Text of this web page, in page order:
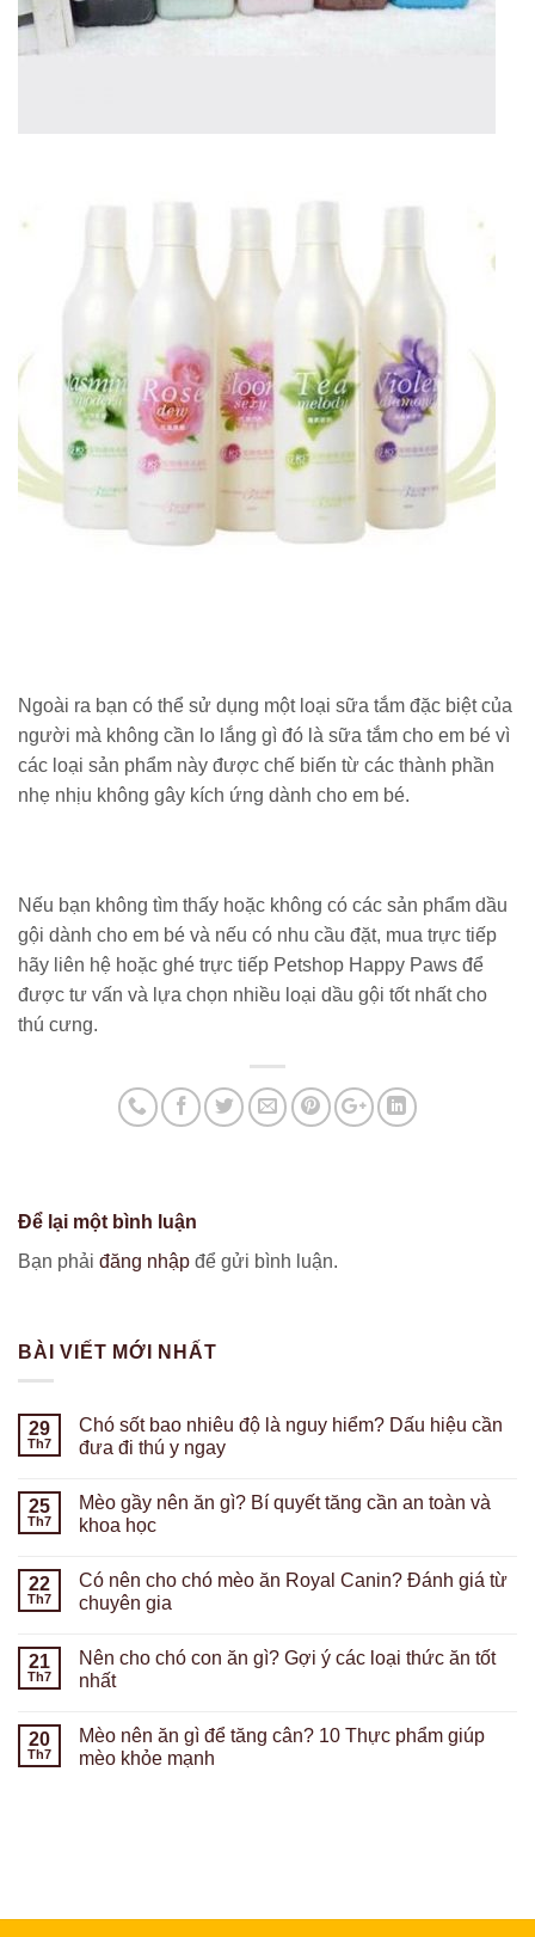
Ngoài ra bạn có thể sử dụng một loại sữa tắm đặc biệt của
người mà không cần lo lắng gì đó là sữa tắm cho em bé vì
các loại sản phẩm này được chế biến từ các thành phần
nhẹ nhịu không gây kích ứng dành cho em bé.
Nếu bạn không tìm thấy hoặc không có các sản phẩm dầu
gội dành cho em bé và nếu có nhu cầu đặt, mua trực tiếp
hãy liên hệ hoặc ghé trực tiếp Petshop Happy Paws để
được tư vấn và lựa chọn nhiều loại dầu gội tốt nhất cho
thú cưng.
Để lại một bình luận
Bạn phải đăng nhập để gửi bình luận.
BÀI VIẾT MỚI NHẤT
29
Th7
Chó sốt bao nhiêu độ là nguy hiểm? Dấu hiệu cần
đưa đi thú y ngay
25
Th7
Mèo gầy nên ăn gì? Bí quyết tăng cần an toàn và
khoa học
22
Th7
Có nên cho chó mèo ăn Royal Canin? Đánh giá từ
chuyên gia
21
Th7
Nên cho chó con ăn gì? Gợi ý các loại thức ăn tốt
nhất
20
Th7
Mèo nên ăn gì để tăng cân? 10 Thực phẩm giúp
mèo khỏe mạnh